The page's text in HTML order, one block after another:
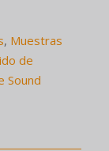
, Muestras
de
Sound